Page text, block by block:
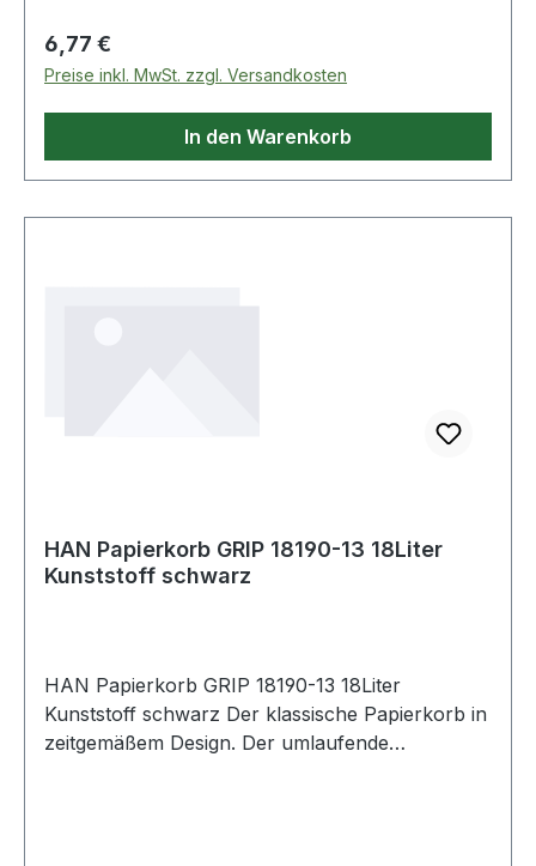
Regulärer Preis:
6,77 €
Preise inkl. MwSt. zzgl. Versandkosten
In den Warenkorb
HAN Papierkorb GRIP 18190-13 18Liter
Kunststoff schwarz
HAN Papierkorb GRIP 18190-13 18Liter
Kunststoff schwarz Der klassische Papierkorb in
zeitgemäßem Design. Der umlaufende